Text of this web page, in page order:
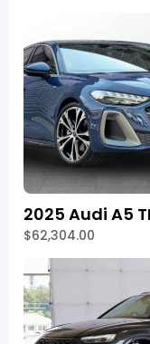
2025 Audi A5
$62,304.00